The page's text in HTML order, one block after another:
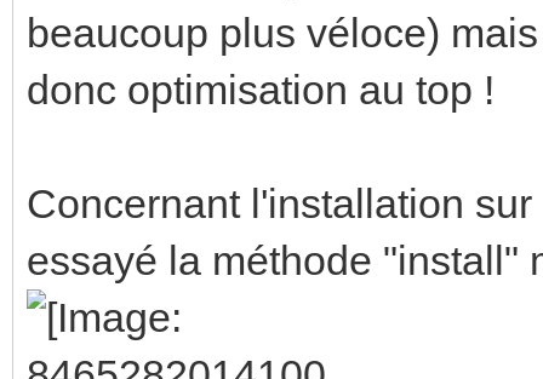
beaucoup plus véloce)
donc optimisation au top !
Concernant l'installation
essayé la méthode "install"